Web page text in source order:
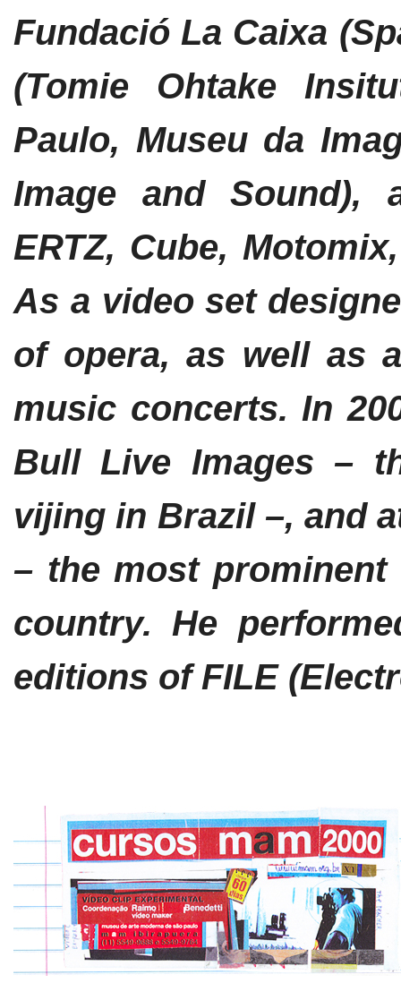
Fundació La Caixa
(Tomie Ohtake
Paulo, Museu da
Image and Sound),
ERTZ, Cube,
As a video set
of opera, as well as
music concerts. In
Bull Live Images –
vijing in Brazil –, and
– the most
country. He
editions of FILE